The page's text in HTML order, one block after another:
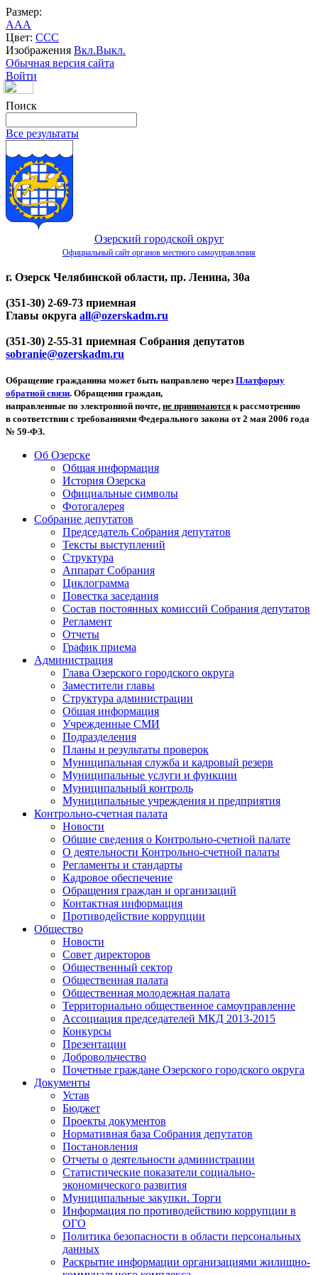
Размер:
AAA
Цвет: CCC
Изображения Вкл.Выкл.
Обычная версия сайта
Войти
Поиск
Все результаты
Озерский городской округ
Официальный сайт органов местного самоуправления
г. Озерск Челябинской области, пр. Ленина, 30а
(351-30) 2-69-73 приемная
Главы округа all@ozerskadm.ru
(351-30) 2-55-31 приемная Собрания депутатов
sobranie@ozerskadm.ru
Обращение гражданина может быть направлено через Платформу
обратной связи. Обращения граждан,
направленные по электронной почте, не принимаются к рассмотрению
в соответствии с требованиями Федерального закона от 2 мая 2006 года
№ 59-ФЗ.
Об Озерске
Общая информация
История Озерска
Официальные символы
Фотогалерея
Собрание депутатов
Председатель Собрания депутатов
Тексты выступлений
Структура
Аппарат Собрания
Циклограмма
Повестка заседания
Состав постоянных комиссий Собрания депутатов
Регламент
Отчеты
График приема
Администрация
Глава Озерского городского округа
Заместители главы
Структура администрации
Общая информация
Учрежденные СМИ
Подразделения
Планы и результаты проверок
Муниципальная служба и кадровый резерв
Муниципальные услуги и функции
Муниципальный контроль
Муниципальные учреждения и предприятия
Контрольно-счетная палата
Новости
Общие сведения о Контрольно-счетной палате
О деятельности Контрольно-счетной палаты
Регламенты и стандарты
Кадровое обеспечение
Обращения граждан и организаций
Контактная информация
Противодействие коррупции
Общество
Новости
Совет директоров
Общественный сектор
Общественная палата
Общественная молодежная палата
Территориально общественное самоуправление
Ассоциация председателей МКД 2013-2015
Конкурсы
Презентации
Добровольчество
Почетные граждане Озерского городского округа
Документы
Устав
Бюджет
Проекты документов
Нормативная база Собрания депутатов
Постановления
Отчеты о деятельности администрации
Статистические показатели социально-
экономического развития
Муниципальные закупки. Торги
Информация по противодействию коррупции в
ОГО
Политика безопасности в области персональных
данных
Раскрытие информации организациями жилищно-